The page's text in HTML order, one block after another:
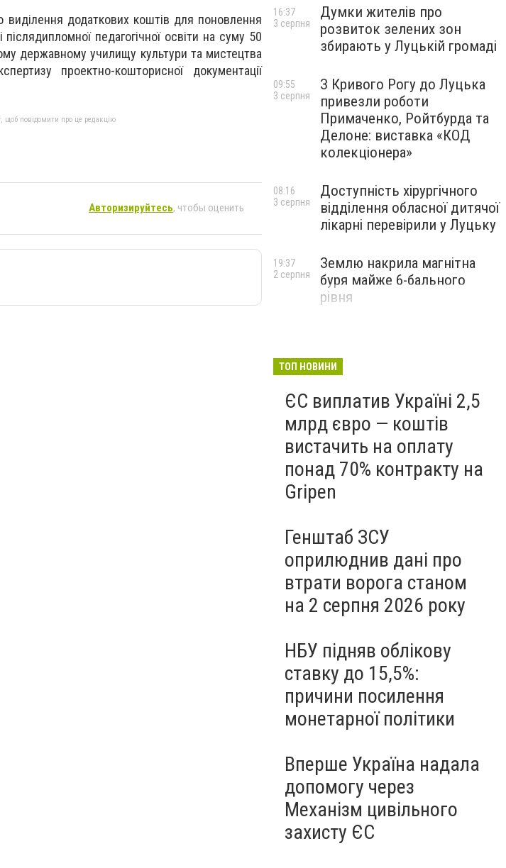
додаткових коштів для поновлення
педагогічної освіти на суму 50
державному училищу культури та мистецтва
проектно-кошторисної документації
щоб повідомити про це редакцію
Авторизируйтесь, чтобы оценить
Думки жителів про
розвиток зелених зон
збирають у Луцькій громаді
16:37
3 серпня
З Кривого Рогу до Луцька
привезли роботи
Примаченко, Ройтбурда та
Делоне: виставка «КОД
колекціонера»
09:55
3 серпня
Доступність хірургічного
відділення обласної дитячої
лікарні перевірили у Луцьку
08:16
3 серпня
Землю накрила магнітна
буря майже 6-бального
рівня
19:37
2 серпня
ТОП НОВИНИ
ЄС виплатив Україні 2,5
млрд євро — коштів
вистачить на оплату
понад 70% контракту на
Gripen
Генштаб ЗСУ
оприлюднив дані про
втрати ворога станом
на 2 серпня 2026 року
НБУ підняв облікову
ставку до 15,5%:
причини посилення
монетарної політики
Вперше Україна надала
допомогу через
Механізм цивільного
захисту ЄС